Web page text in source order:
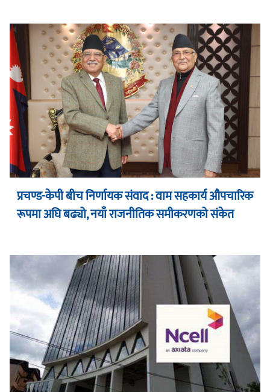
प्रचण्ड-केपी बीच निर्णायक संवाद : वाम सहकार्य औपचारिक
रूपमा अघि बढ्यो, नयाँ राजनीतिक समीकरणको संकेत